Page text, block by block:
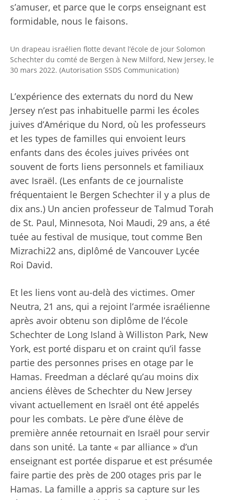
s’amuser, et parce que le corps enseignant est
formidable, nous le faisons.
Un drapeau israélien flotte devant l’école de jour Solomon
Schechter du comté de Bergen à New Milford, New Jersey, le
30 mars 2022. (Autorisation SSDS Communication)
L’expérience des externats du nord du New
Jersey n’est pas inhabituelle parmi les écoles
juives d’Amérique du Nord, où les professeurs
et les types de familles qui envoient leurs
enfants dans des écoles juives privées ont
souvent de forts liens personnels et familiaux
avec Israël. (Les enfants de ce journaliste
fréquentaient le Bergen Schechter il y a plus de
dix ans.) Un ancien professeur de Talmud Torah
de St. Paul, Minnesota, Noi Maudi, 29 ans, a été
tuée au festival de musique, tout comme Ben
Mizrachi22 ans, diplômé de Vancouver Lycée
Roi David.
Et les liens vont au-delà des victimes. Omer
Neutra, 21 ans, qui a rejoint l’armée israélienne
après avoir obtenu son diplôme de l’école
Schechter de Long Island à Williston Park, New
York, est porté disparu et on craint qu’il fasse
partie des personnes prises en otage par le
Hamas. Freedman a déclaré qu’au moins dix
anciens élèves de Schechter du New Jersey
vivant actuellement en Israël ont été appelés
pour les combats. Le père d’une élève de
première année retournait en Israël pour servir
dans son unité. La tante « par alliance » d’un
enseignant est portée disparue et est présumée
faire partie des près de 200 otages pris par le
Hamas. La famille a appris sa capture sur les